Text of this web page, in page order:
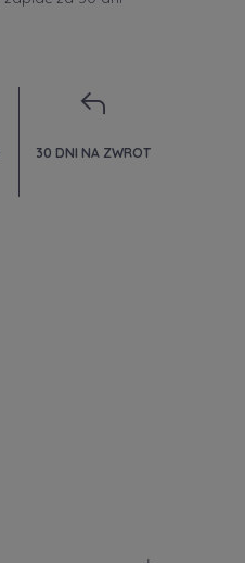
30 DNI NA ZWROT